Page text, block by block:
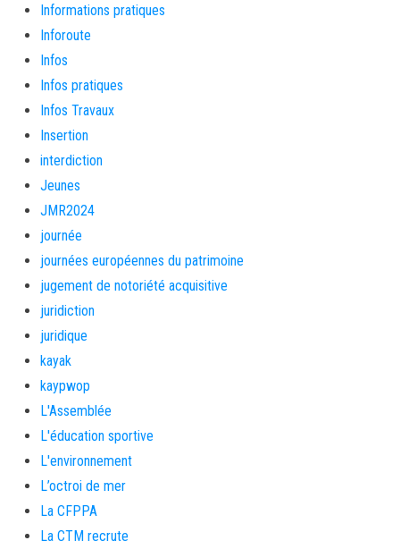
Informations pratiques
Inforoute
Infos
Infos pratiques
Infos Travaux
Insertion
interdiction
Jeunes
JMR2024
journée
journées européennes du patrimoine
jugement de notoriété acquisitive
juridiction
juridique
kayak
kaypwop
L'Assemblée
L'éducation sportive
L'environnement
L’octroi de mer
La CFPPA
La CTM recrute